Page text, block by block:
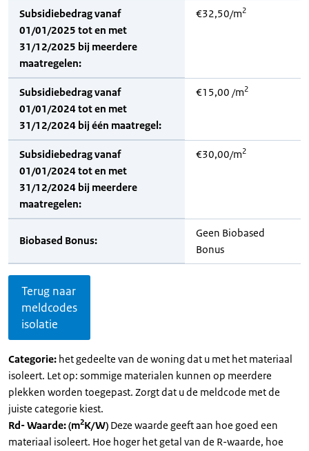
Subsidiebedrag vanaf
01/01/2025 tot en met
31/12/2025 bij meerdere
maatregelen:
€32,50/m2
Subsidiebedrag vanaf
01/01/2024 tot en met
31/12/2024 bij één maatregel:
€15,00 /m2
Subsidiebedrag vanaf
01/01/2024 tot en met
31/12/2024 bij meerdere
maatregelen:
€30,00/m2
Biobased Bonus:
Geen Biobased
Bonus
Terug naar
meldcodes
isolatie
Categorie: het gedeelte van de woning dat u met het materiaal
isoleert. Let op: sommige materialen kunnen op meerdere
plekken worden toegepast. Zorgt dat u de meldcode met de
juiste categorie kiest.
Rd- Waarde: (m2K/W) Deze waarde geeft aan hoe goed een
materiaal isoleert. Hoe hoger het getal van de R-waarde, hoe